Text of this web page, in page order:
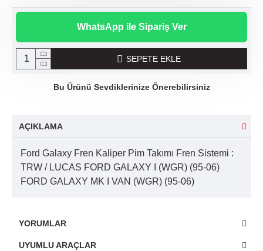
WhatsApp ile Sipariş Ver
SEPETE EKLE
Bu Ürünü Sevdiklerinize Önerebilirsiniz
AÇIKLAMA
Ford Galaxy Fren Kaliper Pim Takımı Fren Sistemi :
TRW / LUCAS FORD GALAXY I (WGR) (95-06)
FORD GALAXY MK I VAN (WGR) (95-06)
YORUMLAR
UYUMLU ARAÇLAR